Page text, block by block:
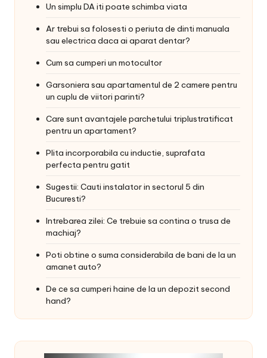
Un simplu DA iti poate schimba viata
Ar trebui sa folosesti o periuta de dinti manuala
sau electrica daca ai aparat dentar?
Cum sa cumperi un motocultor
Garsoniera sau apartamentul de 2 camere pentru
un cuplu de viitori parinti?
Care sunt avantajele parchetului triplustratificat
pentru un apartament?
Plita incorporabila cu inductie, suprafata
perfecta pentru gatit
Sugestii: Cauti instalator in sectorul 5 din
Bucuresti?
Intrebarea zilei: Ce trebuie sa contina o trusa de
machiaj?
Poti obtine o suma considerabila de bani de la un
amanet auto?
De ce sa cumperi haine de la un depozit second
hand?